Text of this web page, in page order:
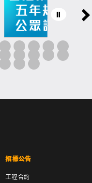
招標公告
工程合約